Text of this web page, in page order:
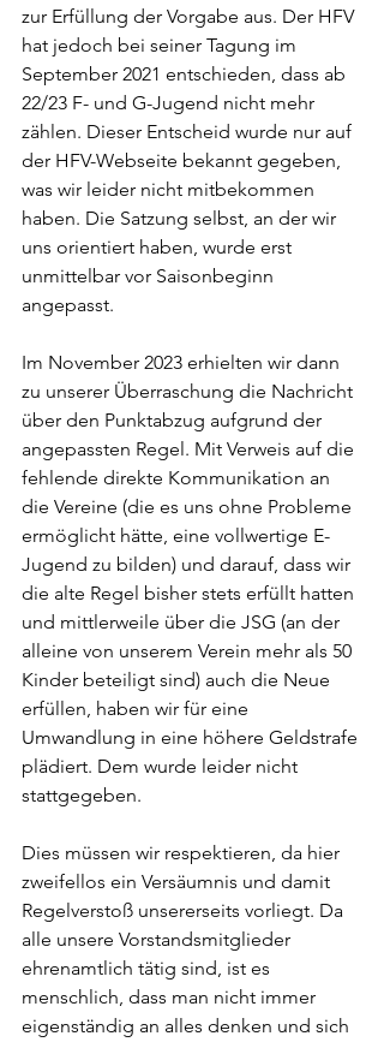
zur Erfüllung der Vorgabe aus. Der HFV
hat jedoch bei seiner Tagung im
September 2021 entschieden, dass ab
22/23 F- und G-Jugend nicht mehr
zählen. Dieser Entscheid wurde nur auf
der HFV-Webseite bekannt gegeben,
was wir leider nicht mitbekommen
haben. Die Satzung selbst, an der wir
uns orientiert haben, wurde erst
unmittelbar vor Saisonbeginn
angepasst.
Im November 2023 erhielten wir dann
zu unserer Überraschung die Nachricht
über den Punktabzug aufgrund der
angepassten Regel. Mit Verweis auf die
fehlende direkte Kommunikation an
die Vereine (die es uns ohne Probleme
ermöglicht hätte, eine vollwertige E-
Jugend zu bilden) und darauf, dass wir
die alte Regel bisher stets erfüllt hatten
und mittlerweile über die JSG (an der
alleine von unserem Verein mehr als 50
Kinder beteiligt sind) auch die Neue
erfüllen, haben wir für eine
Umwandlung in eine höhere Geldstrafe
plädiert. Dem wurde leider nicht
stattgegeben.
Dies müssen wir respektieren, da hier
zweifellos ein Versäumnis und damit
Regelverstoß unsererseits vorliegt. Da
alle unsere Vorstandsmitglieder
ehrenamtlich tätig sind, ist es
menschlich, dass man nicht immer
eigenständig an alles denken und sich